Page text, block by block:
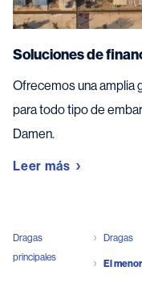
Soluciones de
Ofrecemos una amplia
para todo tipo de
Damen.
Leer más
Dragas
principales
Dragas
El